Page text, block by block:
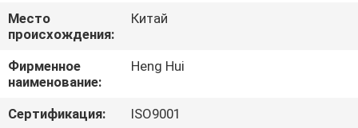
НАС
ПУТЕШЕСТВИЕ
ФАБРИКИ
Место
происхождения:
Китай
Фирменное
наименование:
Heng Hui
Сертификация:
ISO9001